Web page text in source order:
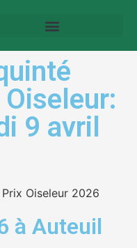
Oiseleur:
9 avril
à Auteuil